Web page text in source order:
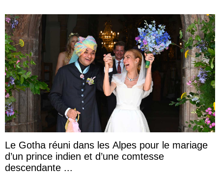
Le Gotha réuni dans les Alpes pour le mariage
d’un prince indien et d’une comtesse
descendante ...